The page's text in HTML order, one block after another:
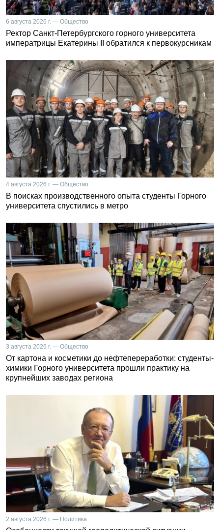
6 августа 2026 г. — Общество
Ректор Санкт-Петербургского горного университета
императрицы Екатерины II обратился к первокурсникам
4 августа 2026 г. — Общество
В поисках производственного опыта студенты Горного
университета спустились в метро
3 августа 2026 г. — Общество
От картона и косметики до нефтепереработки: студенты-
химики Горного университета прошли практику на
крупнейших заводах региона
2 августа 2026 г. — Политика